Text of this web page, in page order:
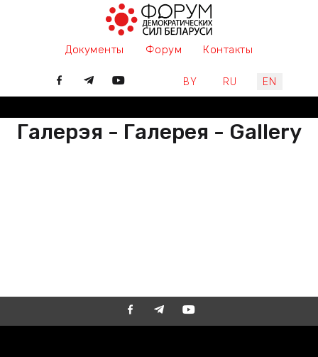
Документы Форум Контакты
Select your language
BY RU EN
Галерэя - Галерея - Gallery